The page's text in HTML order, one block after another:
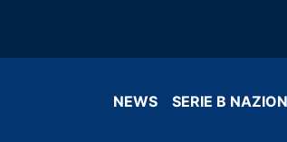
NEWS SERIE B